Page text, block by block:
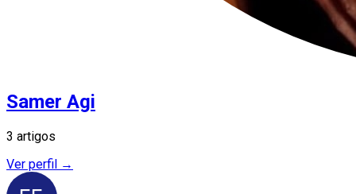
Samer Agi
3 artigos
Ver perfil →